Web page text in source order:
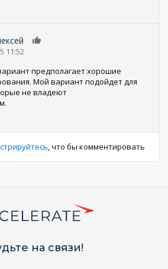
11:52
предполагает хорошие
Мой вариант подойдет для
не владеют
, что бы комментировать
на связи!